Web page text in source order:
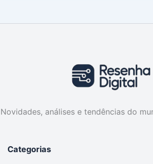
Novidades, análises e tendências do
Categorias